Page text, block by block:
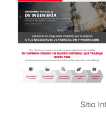
Sitio